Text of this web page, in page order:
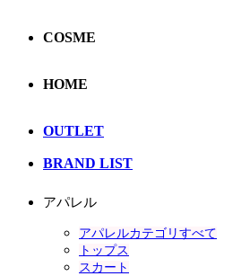
COSME
HOME
OUTLET
BRAND LIST
アパレル
アパレルカテゴリすべて
トップス
スカート